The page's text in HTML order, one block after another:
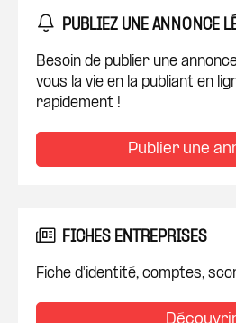
PUBLIEZ UNE ANNONCE
Besoin de publier une
vous la vie en la publiant en
rapidement !
Publier une
FICHES ENTREPRISES
Fiche d'identité, comptes,